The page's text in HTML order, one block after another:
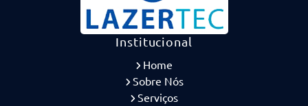
Institucional
Home
Sobre Nós
Serviços